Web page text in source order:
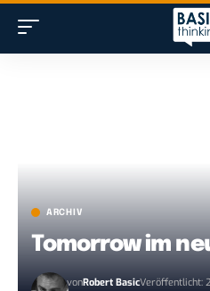
ARCHIV
Tomorrow im
vonRobert BasicVeröffentlicht: